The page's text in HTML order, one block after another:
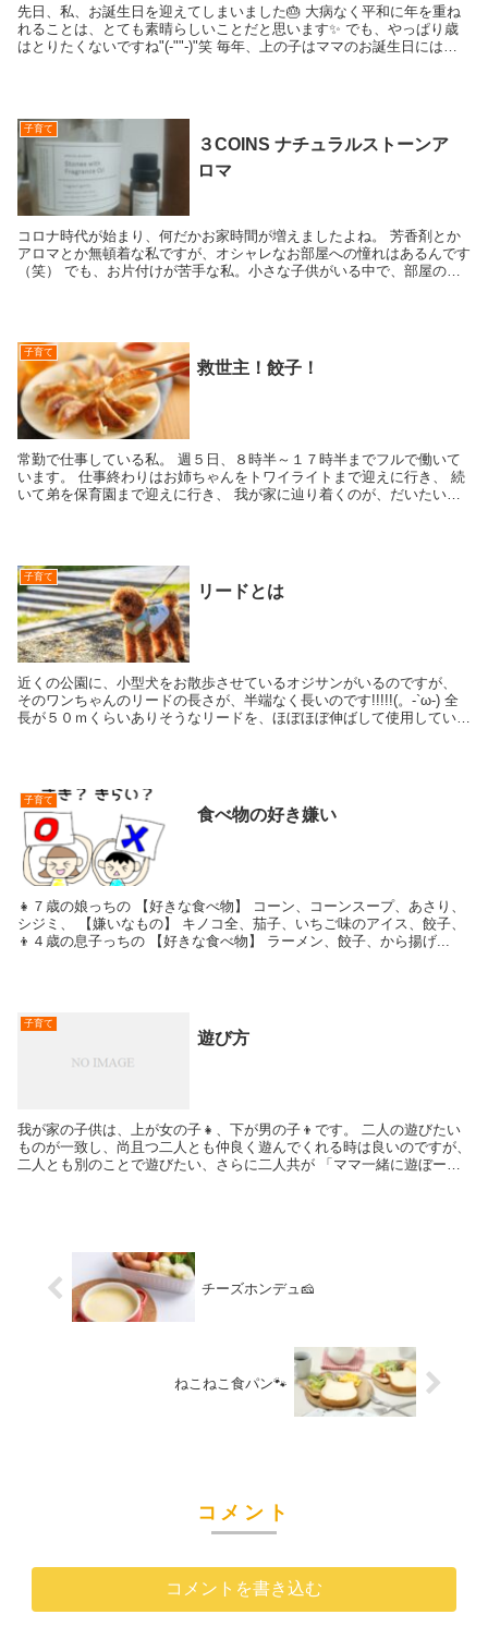
先日、私、お誕生日を迎えてしまいました🎂 大病なく平和に年を重ね
れることは、とても素晴らしいことだと思います✨ でも、やっぱり歳
はとりたくないですね"(-""-)"笑 毎年、上の子はママのお誕生日には、
子育て
３COINS ナチュラルストーンア
ロマ
コロナ時代が始まり、何だかお家時間が増えましたよね。 芳香剤とか
アロマとか無頓着な私ですが、オシャレなお部屋への憧れはあるんです
（笑） でも、お片付けが苦手な私。小さな子供がいる中で、部屋の中
子育て
救世主！餃子！
常勤で仕事している私。 週５日、８時半～１７時半までフルで働いて
います。 仕事終わりはお姉ちゃんをトワイライトまで迎えに行き、 続
いて弟を保育園まで迎えに行き、 我が家に辿り着くのが、だいたいい
子育て
リードとは
近くの公園に、小型犬をお散歩させているオジサンがいるのですが、
そのワンちゃんのリードの長さが、半端なく長いのです!!!!!(。-`ω-) 全
長が５０ｍくらいありそうなリードを、ほぼほぼ伸ばして使用してい
子育て
食べ物の好き嫌い
👧７歳の娘っちの 【好きな食べ物】 コーン、コーンスープ、あさり、
シジミ、 【嫌いなもの】 キノコ全、茄子、いちご味のアイス、餃子、
👦４歳の息子っちの 【好きな食べ物】 ラーメン、餃子、から揚げ...
子育て
遊び方
我が家の子供は、上が女の子👧、下が男の子👦です。 二人の遊びたい
ものが一致し、尚且つ二人とも仲良く遊んでくれる時は良いのですが、
二人とも別のことで遊びたい、さらに二人共が 「ママ一緒に遊ぼーー
チーズホンデュ🧀
ねこねこ食パン🐾
コメント
コメントを書き込む